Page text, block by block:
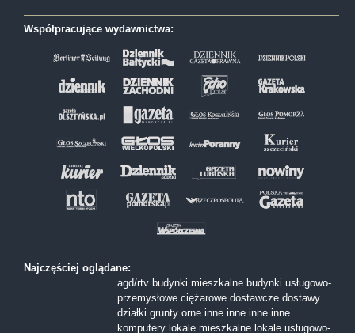
Współpracujące wydawnictwa:
Najczęściej oglądane:
agd/rtv budynki mieszkalne budynki usługowo-
przemysłowe ciężarowe dostawcze dostawy
działki grunty orne inne inne inne inne
komputery lokale mieszkalne lokale usługowo-